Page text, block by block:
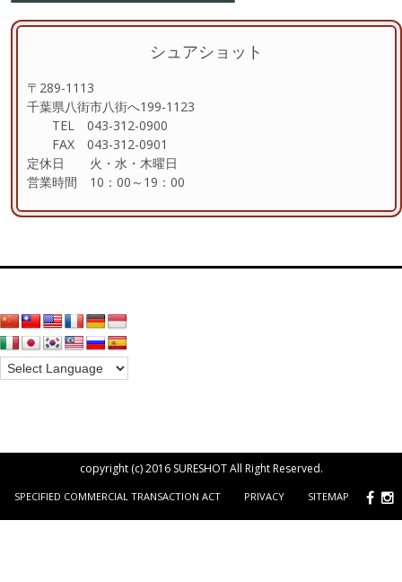
シュアショット
〒289-1113
千葉県八街市八街へ199-1123
TEL 043-312-0900
FAX 043-312-0901
定休日 火・水・木曜日
営業時間 10：00～19：00
copyright (c) 2016 SURESHOT All Right Reserved.
SPECIFIED COMMERCIAL TRANSACTION ACT PRIVACY SITEMAP